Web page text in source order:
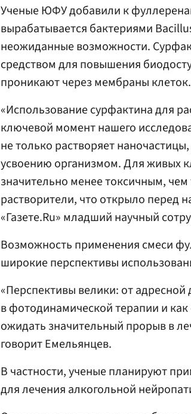
Ученые ЮФУ добавили к
вырабатывается бактериями
неожиданные возможности.
средством для повышения
проникают через мембраны клеток.
«Использование сурфактина для
ключевой момент нашего
не только растворяет
усвоению организмом. Для живых
значительно менее токсичным,
растворители, что открыло перед
«Газете.Ru» младший научный
Возможность применения смеси
широкие перспективы
«Перспективы велики: от
в фотодинамической терапии и
ожидать значительный прорыв в
говорит Емельянцев.
В частности, ученые планируют
для лечения алкогольной